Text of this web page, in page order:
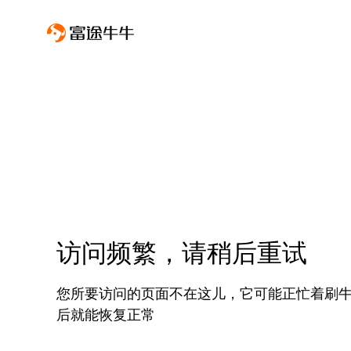
访问频繁，请稍后重试
您所要访问的页面不在这儿，它可能正忙着刷
后就能恢复正常